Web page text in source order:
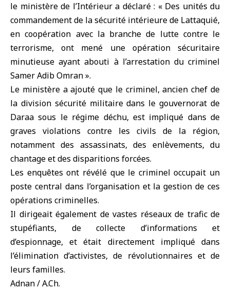
le ministère de l’Intérieur a déclaré : « Des unités du
commandement de la sécurité intérieure de Lattaquié,
en coopération avec la branche de lutte contre le
terrorisme, ont mené une opération sécuritaire
minutieuse ayant abouti à l’arrestation du criminel
Samer Adib Omran ».
Le ministère a ajouté que le criminel, ancien chef de
la division sécurité militaire dans le gouvernorat de
Daraa sous le régime déchu, est impliqué dans de
graves violations contre les civils de la région,
notamment des assassinats, des enlèvements, du
chantage et des disparitions forcées.
Les enquêtes ont révélé que le criminel occupait un
poste central dans l’organisation et la gestion de ces
opérations criminelles.
Il dirigeait également de vastes réseaux de trafic de
stupéfiants, de collecte d’informations et
d’espionnage, et était directement impliqué dans
l’élimination d’activistes, de révolutionnaires et de
leurs familles.
Adnan / A.Ch.